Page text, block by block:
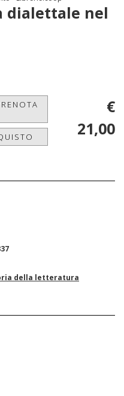
dialettale nel
€
21,00
della letteratura